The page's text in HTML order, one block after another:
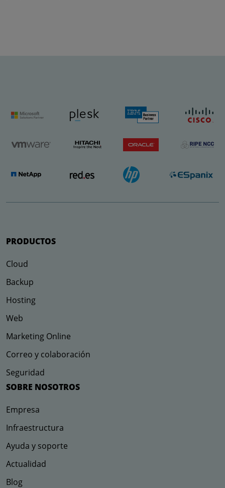
PRODUCTOS
Cloud
Backup
Hosting
Web
Marketing Online
Correo y colaboración
Seguridad
SOBRE NOSOTROS
Empresa
Infraestructura
Ayuda y soporte
Actualidad
Blog